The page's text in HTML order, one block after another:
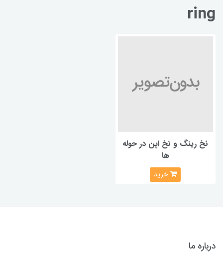
ring
نخ رینگ و نخ اپن در حوله
ها
خرید
درباره ما